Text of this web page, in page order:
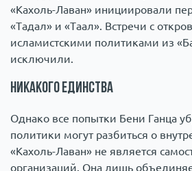
«Кахоль-Лаван» инициировали
«Тадал» и «Таал». Встречи с
исламистскими политиками из
исключили.
Никакого единства
Однако все попытки Бени Ганца
политики могут разбиться о
«Кахоль-Лаван» не является
организаций. Она лишь